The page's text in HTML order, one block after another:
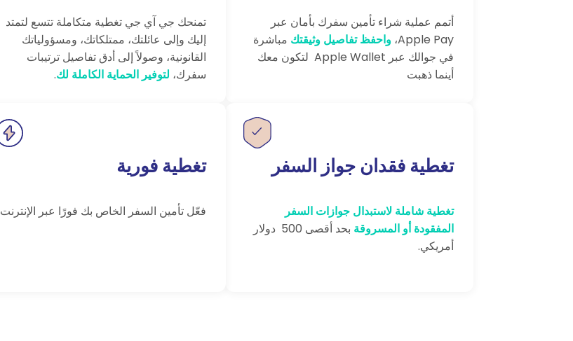
أتمم عملية شراء تأمين سفرك بأمان عبر
Apple Pay، واحفظ تفاصيل وثيقتك مباشرة
في جوالك عبر Apple Wallet لتكون معك
أينما ذهبت
تمنحك جي آي جي تغطية متكاملة تتسع لتمتد
إليك وإلى عائلتك، ممتلكاتك، ومسؤولياتك
القانونية، وصولاً إلى أدق تفاصيل ترتيبات
سفرك، لتوفير الحماية الكاملة لك.
تغطية فقدان جواز السفر
تغطية شاملة لاستبدال جوازات السفر
المفقودة أو المسروقة
بحد أقصى 500 دولار
أمريكي.
تغطية فورية
فعّل تأمين السفر الخاص بك فورًا عبر الإنترنت